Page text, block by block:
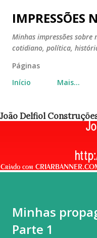
IMPRESSÕES
Minhas impressões
cotidiano, política,
Páginas
Início
Mais…
João Delfiol
Minhas
Parte 1